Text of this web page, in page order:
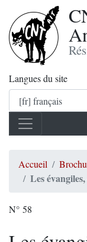
Langues du site
Accueil
Les
N° 58